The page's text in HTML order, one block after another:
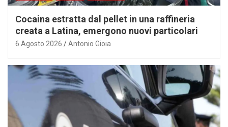
Cocaina estratta dal pellet in una raffineria
creata a Latina, emergono nuovi particolari
6 Agosto 2026 Antonio Gioia